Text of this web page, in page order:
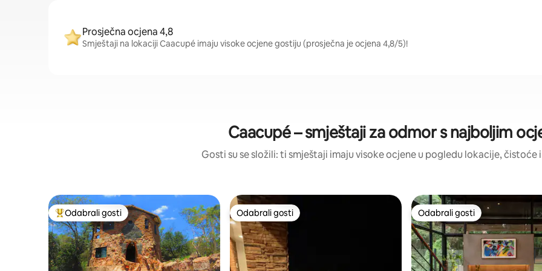
Prosječna ocjena 4,8
Smještaji na lokaciji Caacupé imaju visoke ocjene gostiju (prosječna je ocjena 4,8/5)!
Caacupé – smještaji za odmor s najboljim
Gosti su se složili: ti smještaji imaju visoke ocjene u pogledu lokacije, čistoće
Među najviše rangiranima s oznakom „Odabrali gosti”
Odabrali gosti Odabrali gosti
Odabrali gosti Odabrali gosti
Odabrali gosti